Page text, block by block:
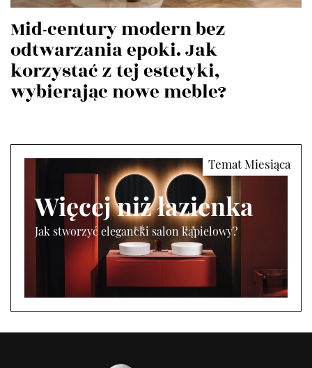
Mid-century modern bez
odtwarzania epoki. Jak
korzystać z tej estetyki,
wybierając nowe meble?
Więcej niż łazienka
Jak stworzyć elegancki salon kąpielowy?